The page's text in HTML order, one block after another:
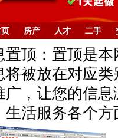
房产 人才 二手
置顶：置顶是
将被放在对应
广，让您的信
生活服务各个